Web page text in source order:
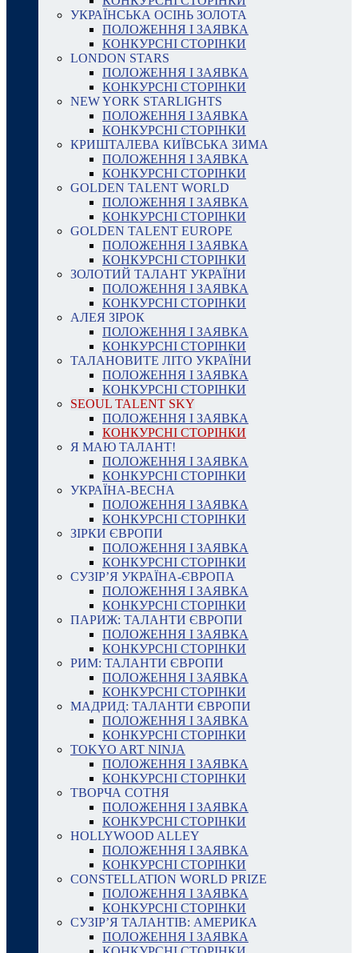
УКРАЇНСЬКА ОСІНЬ ЗОЛОТА
ПОЛОЖЕННЯ І ЗАЯВКА
КОНКУРСНІ СТОРІНКИ
LONDON STARS
ПОЛОЖЕННЯ І ЗАЯВКА
КОНКУРСНІ СТОРІНКИ
NEW YORK STARLIGHTS
ПОЛОЖЕННЯ І ЗАЯВКА
КОНКУРСНІ СТОРІНКИ
КРИШТАЛЕВА КИЇВСЬКА ЗИМА
ПОЛОЖЕННЯ І ЗАЯВКА
КОНКУРСНІ СТОРІНКИ
GOLDEN TALENT WORLD
ПОЛОЖЕННЯ І ЗАЯВКА
КОНКУРСНІ СТОРІНКИ
GOLDEN TALENT EUROPE
ПОЛОЖЕННЯ І ЗАЯВКА
КОНКУРСНІ СТОРІНКИ
ЗОЛОТИЙ ТАЛАНТ УКРАЇНИ
ПОЛОЖЕННЯ І ЗАЯВКА
КОНКУРСНІ СТОРІНКИ
АЛЕЯ ЗІРОК
ПОЛОЖЕННЯ І ЗАЯВКА
КОНКУРСНІ СТОРІНКИ
ТАЛАНОВИТЕ ЛІТО УКРАЇНИ
ПОЛОЖЕННЯ І ЗАЯВКА
КОНКУРСНІ СТОРІНКИ
SEOUL TALENT SKY
ПОЛОЖЕННЯ І ЗАЯВКА
КОНКУРСНІ СТОРІНКИ
Я МАЮ ТАЛАНТ!
ПОЛОЖЕННЯ І ЗАЯВКА
КОНКУРСНІ СТОРІНКИ
УКРАЇНА-ВЕСНА
ПОЛОЖЕННЯ І ЗАЯВКА
КОНКУРСНІ СТОРІНКИ
ЗІРКИ ЄВРОПИ
ПОЛОЖЕННЯ І ЗАЯВКА
КОНКУРСНІ СТОРІНКИ
СУЗІР’Я УКРАЇНА-ЄВРОПА
ПОЛОЖЕННЯ І ЗАЯВКА
КОНКУРСНІ СТОРІНКИ
ПАРИЖ: ТАЛАНТИ ЄВРОПИ
ПОЛОЖЕННЯ І ЗАЯВКА
КОНКУРСНІ СТОРІНКИ
РИМ: ТАЛАНТИ ЄВРОПИ
ПОЛОЖЕННЯ І ЗАЯВКА
КОНКУРСНІ СТОРІНКИ
МАДРИД: ТАЛАНТИ ЄВРОПИ
ПОЛОЖЕННЯ І ЗАЯВКА
КОНКУРСНІ СТОРІНКИ
TOKYO ART NINJA
ПОЛОЖЕННЯ І ЗАЯВКА
КОНКУРСНІ СТОРІНКИ
ТВОРЧА СОТНЯ
ПОЛОЖЕННЯ І ЗАЯВКА
КОНКУРСНІ СТОРІНКИ
HOLLYWOOD ALLEY
ПОЛОЖЕННЯ І ЗАЯВКА
КОНКУРСНІ СТОРІНКИ
CONSTELLATION WORLD PRIZE
ПОЛОЖЕННЯ І ЗАЯВКА
КОНКУРСНІ СТОРІНКИ
СУЗІР’Я ТАЛАНТІВ: АМЕРИКА
ПОЛОЖЕННЯ І ЗАЯВКА